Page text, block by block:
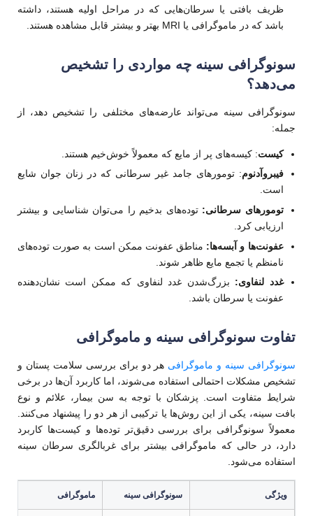
ظریف بافتی یا سرطان‌هایی که در مراحل اولیه هستند، داشته
باشد که در ماموگرافی یا MRI بهتر و بیشتر قابل مشاهده هستند.
سونوگرافی سینه چه مواردی را تشخیص
می‌دهد؟
سونوگرافی سینه می‌تواند عارضه‌های مختلفی را تشخیص دهد، از
جمله:
کیست: کیسه‌های پر از مایع که معمولاً خوش‌خیم هستند.
فیبروآدنوم: تومورهای جامد غیر سرطانی که در زنان جوان شایع
است.
تومورهای سرطانی: توده‌های بدخیم را می‌توان شناسایی و بیشتر
ارزیابی کرد.
عفونت‌ها و آبسه‌ها: مناطق عفونت ممکن است به صورت توده‌های
نامنظم یا تجمع مایع ظاهر شوند.
غدد لنفاوی: بزرگ‌شدن غدد لنفاوی که ممکن است نشان‌دهنده
عفونت یا سرطان باشد.
تفاوت سونوگرافی سینه و ماموگرافی
سونوگرافی سینه و ماموگرافی هر دو برای بررسی سلامت پستان و
تشخیص مشکلات احتمالی استفاده می‌شوند، اما کاربرد آن‌ها در برخی
شرایط متفاوت است. پزشکان با توجه به سن بیمار، علائم و نوع
بافت سینه، یکی از این روش‌ها یا ترکیبی از هر دو را پیشنهاد می‌کنند.
معمولاً سونوگرافی برای بررسی دقیق‌تر توده‌ها و کیست‌ها کاربرد
دارد، در حالی که ماموگرافی بیشتر برای غربالگری سرطان سینه
استفاده می‌شود.
ویژگی سونوگرافی سینه ماموگرافی